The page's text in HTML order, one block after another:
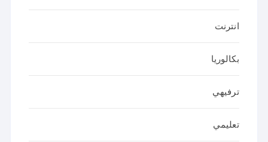
انترنت
بكالوريا
ترفيهي
تعليمي